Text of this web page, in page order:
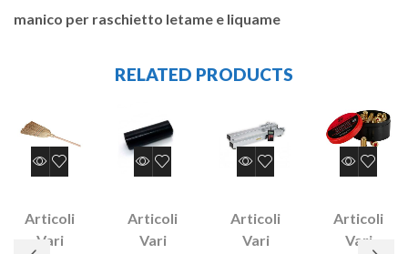
manico per raschietto letame e liquame
RELATED PRODUCTS
Articoli
Vari
Articoli
Vari
Articoli
Vari
Articoli
Vari